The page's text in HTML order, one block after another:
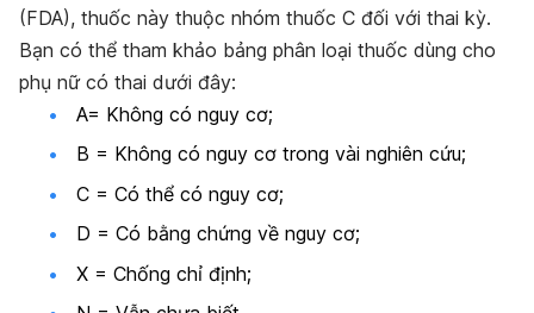
(FDA), thuốc này thuộc nhóm thuốc C đối với thai kỳ.
Bạn có thể tham khảo bảng phân loại thuốc dùng cho
phụ nữ có thai dưới đây:
A= Không có nguy cơ;
B = Không có nguy cơ trong vài nghiên cứu;
C = Có thể có nguy cơ;
D = Có bằng chứng về nguy cơ;
X = Chống chỉ định;